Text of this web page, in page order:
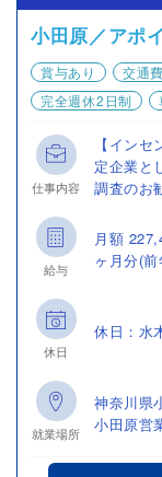
小田原／アポ
賞与あり
交通
完全週休2日制
仕事内容
【イン
定企業と
調査のお
給与
月額
ヶ月分(
休日
休日：水
就業場所
神奈川県
小田原営